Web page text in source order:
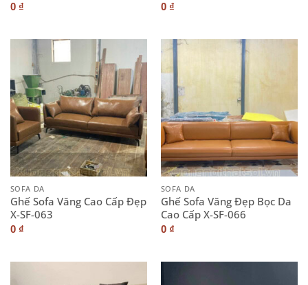
0 ₫ 0 ₫
SOFA DA
Ghế Sofa Văng Cao Cấp Đẹp
X-SF-063
0 ₫
SOFA DA
Ghế Sofa Văng Đẹp Bọc Da
Cao Cấp X-SF-066
0 ₫